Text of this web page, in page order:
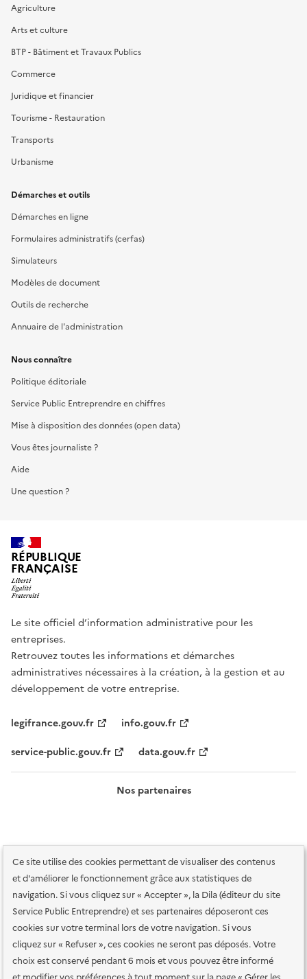
Ce site utilise des cookies permettant de visualiser des contenus
et d'améliorer le fonctionnement grâce aux statistiques de
navigation. Si vous cliquez sur « Accepter », la Dila (éditeur du site
Service Public Entreprendre) et ses partenaires déposeront ces
cookies sur votre terminal lors de votre navigation. Si vous
cliquez sur « Refuser », ces cookies ne seront pas déposés. Votre
choix est conservé pendant 6 mois et vous pouvez être informé
Agriculture
Arts et culture
BTP - Bâtiment et Travaux Publics
Commerce
Juridique et financier
Tourisme - Restauration
Transports
Urbanisme
Démarches et outils
Démarches en ligne
Formulaires administratifs (cerfas)
Simulateurs
Modèles de document
Outils de recherche
Annuaire de l'administration
Nous connaître
Politique éditoriale
Service Public Entreprendre en chiffres
Mise à disposition des données (open data)
Vous êtes journaliste ?
Aide
Une question ?
RÉPUBLIQUE
FRANÇAISE
Le site officiel d’information administrative pour les
entreprises.
Retrouvez toutes les informations et démarches
administratives nécessaires à la création, à la gestion et au
développement de votre entreprise.
legifrance.gouv.fr
info.gouv.fr
service-public.gouv.fr
data.gouv.fr
Nos partenaires
Plan du site Accessibilité : totalement conforme
Accessibilité des
services en ligne
Mentions légales Données personnelles et sécurité
Conditions générales d'utilisation
Gestion des cookies